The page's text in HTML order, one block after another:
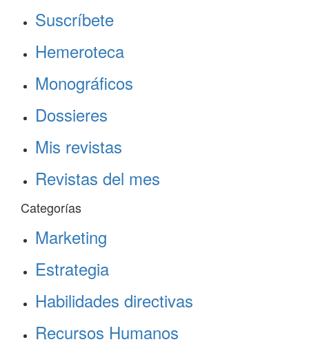
Suscríbete
Hemeroteca
Monográficos
Dossieres
Mis revistas
Revistas del mes
Categorías
Marketing
Estrategia
Habilidades directivas
Recursos Humanos